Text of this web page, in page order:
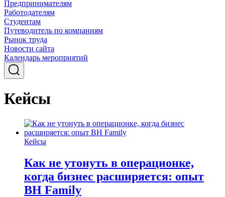
Предпринимателям
Работодателям
Студентам
Путеводитель по компаниям
Рынок труда
Новости сайта
Календарь мероприятий
Кейсы
Кейсы
Как не утонуть в операционке,
когда бизнес расширяется: опыт
BH Family